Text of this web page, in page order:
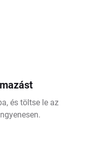
és töltse le az